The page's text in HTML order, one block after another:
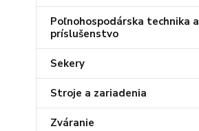
Poľnohospodárska technika a
príslušenstvo
Sekery
Stroje a zariadenia
Zváranie